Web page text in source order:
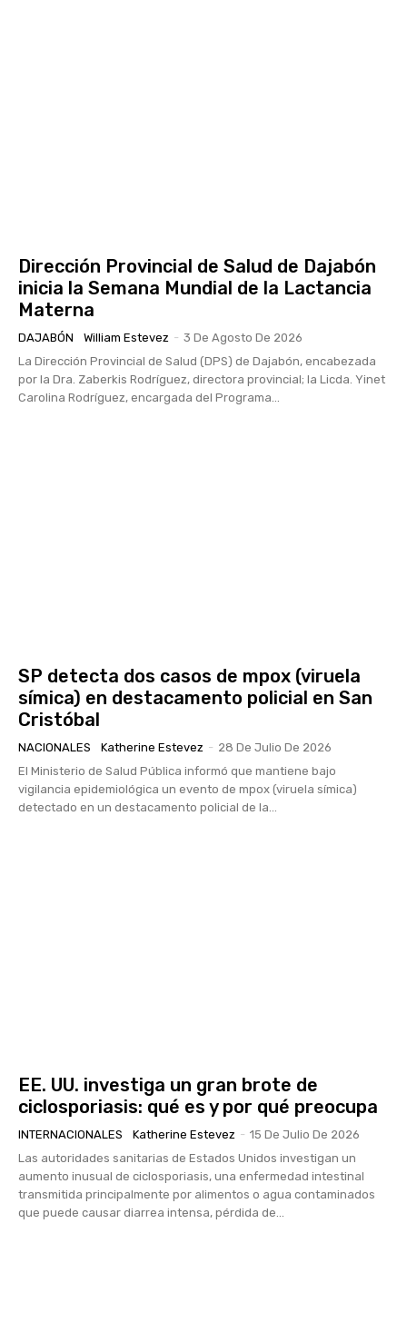
Dirección Provincial de Salud de Dajabón
inicia la Semana Mundial de la Lactancia
Materna
DAJABÓN William Estevez - 3 De Agosto De 2026
La Dirección Provincial de Salud (DPS) de Dajabón, encabezada
por la Dra. Zaberkis Rodríguez, directora provincial; la Licda. Yinet
Carolina Rodríguez, encargada del Programa...
SP detecta dos casos de mpox (viruela
símica) en destacamento policial en San
Cristóbal
NACIONALES Katherine Estevez - 28 De Julio De 2026
El Ministerio de Salud Pública informó que mantiene bajo
vigilancia epidemiológica un evento de mpox (viruela símica)
detectado en un destacamento policial de la...
EE. UU. investiga un gran brote de
ciclosporiasis: qué es y por qué preocupa
INTERNACIONALES Katherine Estevez - 15 De Julio De 2026
Las autoridades sanitarias de Estados Unidos investigan un
aumento inusual de ciclosporiasis, una enfermedad intestinal
transmitida principalmente por alimentos o agua contaminados
que puede causar diarrea intensa, pérdida de...